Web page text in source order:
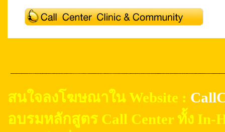
สนใจลงโฆษณาใน Website :
อบรมหลักสูตร Call Center ทั้ง In-